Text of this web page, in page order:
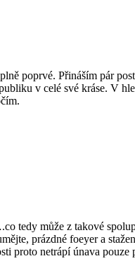
poprvé. Přináším pár
v celé své kráse. V
tedy může z takové
prázdné foeyer a
proto netrápí únava pouze